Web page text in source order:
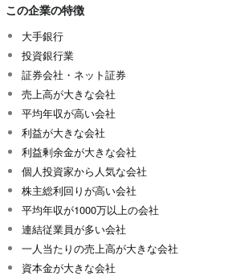
この企業の特徴
大手銀行
投資銀行業
証券会社・ネット証券
売上高が大きな会社
平均年収が高い会社
利益が大きな会社
利益剰余金が大きな会社
個人投資家から人気な会社
株主総利回りが高い会社
平均年収が1000万以上の会社
連結従業員が多い会社
一人当たりの売上高が大きな会社
資本金が大きな会社